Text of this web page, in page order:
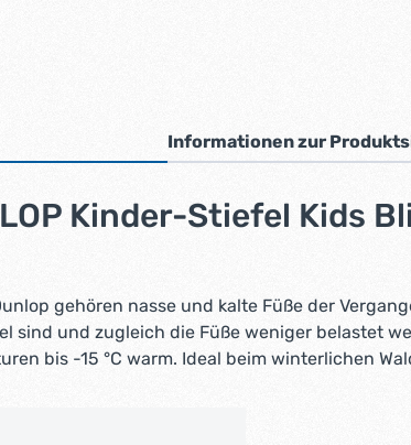
Informationen zur
Kinder-Stiefel Kids
gehören nasse und kalte Füße der
sind und zugleich die Füße weniger belastet
bis -15 °C warm. Ideal beim winterlichen